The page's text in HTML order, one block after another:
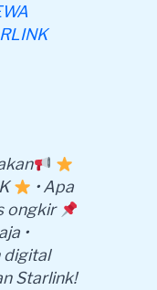
• Apa
ongkir
•
digital
Starlink!